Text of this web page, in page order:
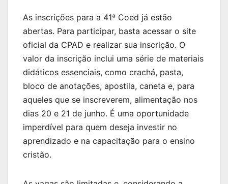
As inscrições para a 41ª Coed já estão
abertas. Para participar, basta acessar o site
oficial da CPAD e realizar sua inscrição. O
valor da inscrição inclui uma série de materiais
didáticos essenciais, como crachá, pasta,
bloco de anotações, apostila, caneta e, para
aqueles que se inscreverem, alimentação nos
dias 20 e 21 de junho. É uma oportunidade
imperdível para quem deseja investir no
aprendizado e na capacitação para o ensino
cristão.